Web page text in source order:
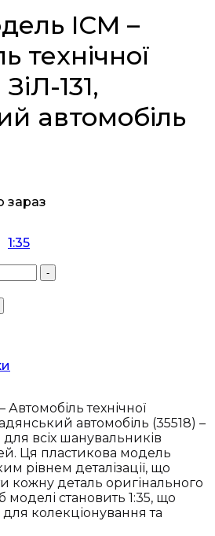
ICM –
технічної
131,
автомобіль
зараз
1:35
-
– Автомобіль технічної
автомобіль (35518) –
всіх шанувальників
Ця пластикова модель
рівнем деталізації, що
кожну деталь оригінального
моделі становить 1:35, що
для колекціонування та